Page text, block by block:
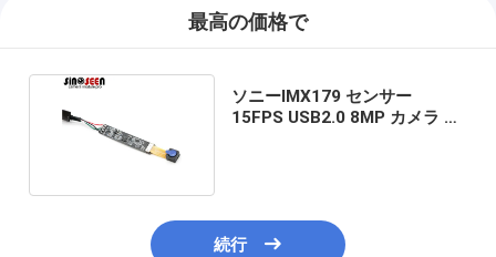
最高の価格で
ソニーIMX179 センサー
15FPS USB2.0 8MP カメラ モ
続行